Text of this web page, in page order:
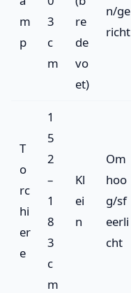
m
p
3
c
m
re
de
vo
et)
n/ge
richt
T
o
rc
hi
er
e
1
5
2
–
1
8
3
c
m
Kl
ei
n
Om
hoo
g/sf
eerli
cht